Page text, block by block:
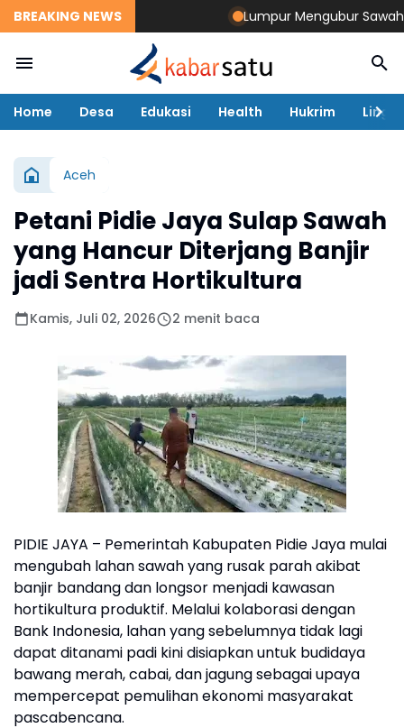
BREAKING NEWS Lumpur Mengubur Sawah
Home Desa Edukasi Health Hukrim
Aceh
Petani Pidie Jaya Sulap Sawah
yang Hancur Diterjang Banjir
jadi Sentra Hortikultura
Kamis, Juli 02, 2026 2 menit baca
PIDIE JAYA – Pemerintah Kabupaten Pidie Jaya mulai
mengubah lahan sawah yang rusak parah akibat
banjir bandang dan longsor menjadi kawasan
hortikultura produktif. Melalui kolaborasi dengan
Bank Indonesia, lahan yang sebelumnya tidak lagi
dapat ditanami padi kini disiapkan untuk budidaya
bawang merah, cabai, dan jagung sebagai upaya
mempercepat pemulihan ekonomi masyarakat
pascabencana.